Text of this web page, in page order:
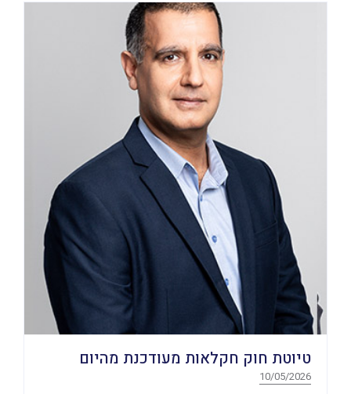
טיוטת חוק חקלאות מעודכנת מהיום
10/05/2026